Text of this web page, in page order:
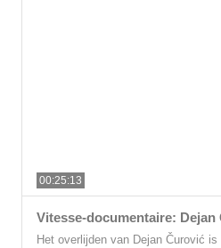
00:25:13
Vitesse-documentaire:
Het overlijden van Dejan Čurović